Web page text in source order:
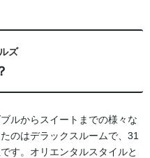
ズ
ルからスイートまでの様々な
のはデラックスルームで、31
す。オリエンタルスタイルと